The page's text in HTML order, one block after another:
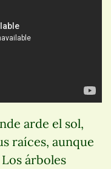
arde el sol,
raíces, aunque
árboles